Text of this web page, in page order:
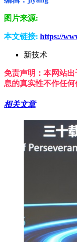
图片来源:
本文链接: https://
新技术
免责声明：本网站
息的真实性不作任
相关文章